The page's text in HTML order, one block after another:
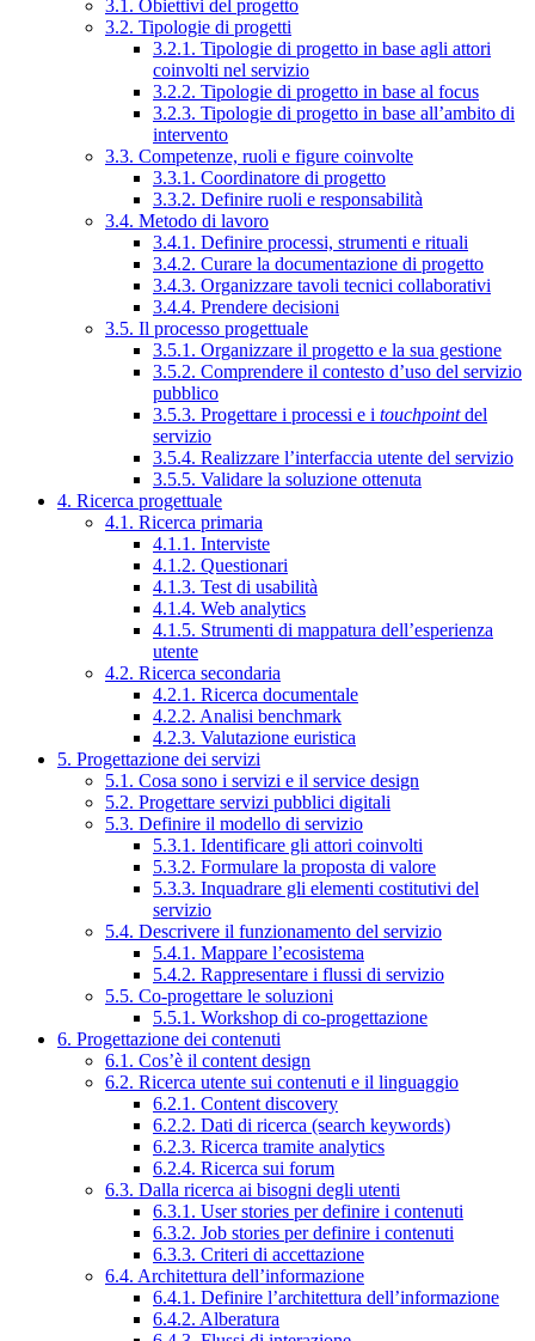
3.1. Obiettivi del progetto
3.2. Tipologie di progetti
3.2.1. Tipologie di progetto in base agli attori
coinvolti nel servizio
3.2.2. Tipologie di progetto in base al focus
3.2.3. Tipologie di progetto in base all’ambito di
intervento
3.3. Competenze, ruoli e figure coinvolte
3.3.1. Coordinatore di progetto
3.3.2. Definire ruoli e responsabilità
3.4. Metodo di lavoro
3.4.1. Definire processi, strumenti e rituali
3.4.2. Curare la documentazione di progetto
3.4.3. Organizzare tavoli tecnici collaborativi
3.4.4. Prendere decisioni
3.5. Il processo progettuale
3.5.1. Organizzare il progetto e la sua gestione
3.5.2. Comprendere il contesto d’uso del servizio
pubblico
3.5.3. Progettare i processi e i touchpointdel
servizio
3.5.4. Realizzare l’interfaccia utente del servizio
3.5.5. Validare la soluzione ottenuta
4. Ricerca progettuale
4.1. Ricerca primaria
4.1.1. Interviste
4.1.2. Questionari
4.1.3. Test di usabilità
4.1.4. Web analytics
4.1.5. Strumenti di mappatura dell’esperienza
utente
4.2. Ricerca secondaria
4.2.1. Ricerca documentale
4.2.2. Analisi benchmark
4.2.3. Valutazione euristica
5. Progettazione dei servizi
5.1. Cosa sono i servizi e il service design
5.2. Progettare servizi pubblici digitali
5.3. Definire il modello di servizio
5.3.1. Identificare gli attori coinvolti
5.3.2. Formulare la proposta di valore
5.3.3. Inquadrare gli elementi costitutivi del
servizio
5.4. Descrivere il funzionamento del servizio
5.4.1. Mappare l’ecosistema
5.4.2. Rappresentare i flussi di servizio
5.5. Co-progettare le soluzioni
5.5.1. Workshop di co-progettazione
6. Progettazione dei contenuti
6.1. Cos’è il content design
6.2. Ricerca utente sui contenuti e il linguaggio
6.2.1. Content discovery
6.2.2. Dati di ricerca (search keywords)
6.2.3. Ricerca tramite analytics
6.2.4. Ricerca sui forum
6.3. Dalla ricerca ai bisogni degli utenti
6.3.1. User stories per definire i contenuti
6.3.2. Job stories per definire i contenuti
6.3.3. Criteri di accettazione
6.4. Architettura dell’informazione
6.4.1. Definire l’architettura dell’informazione
6.4.2. Alberatura